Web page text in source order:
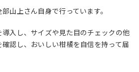
山上さん自身で行っています。
入し、サイズや見た目のチェックの他
認し、おいしい柑橘を自信を持って届